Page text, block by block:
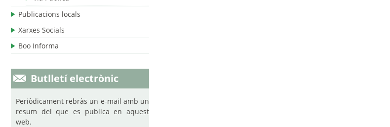
Publicacions locals
Xarxes Socials
Boo Informa
Butlletí electrònic
Periòdicament rebràs un e-mail amb un
resum del que es publica en aquest
web.